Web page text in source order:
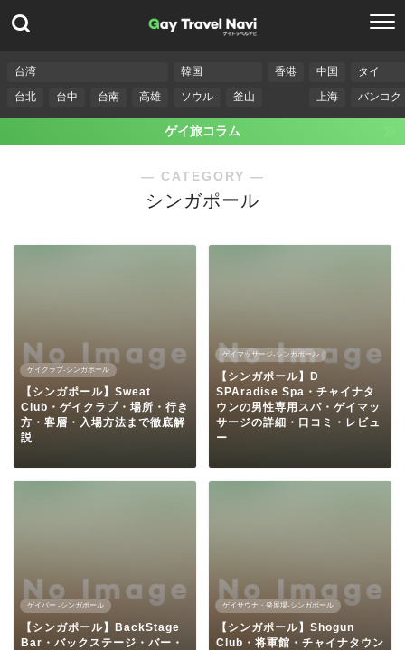
台湾
台北
台中 台南 高雄
韓国
ソウル
釜山
香港
中国
上海
タイ
バンコク
ゲイ旅コラム
― CATEGORY ―
シンガポール
ゲイクラブ-シンガポール
【シンガポール】Sweat
Club・ゲイクラブ・場所・行き
方・客層・入場方法まで徹底解
説
ゲイマッサージ-シンガポール
【シンガポール】D
SPAradise Spa・チャイナタ
ウンの男性専用スパ・ゲイマッ
サージの詳細・口コミ・レビュ
ー
ゲイバー -シンガポール
【シンガポール】BackStage
Bar・バックステージ・バー・
ゲイサウナ・発展場-シンガポール
【シンガポール】Shogun
Club・将軍館・チャイナタウン